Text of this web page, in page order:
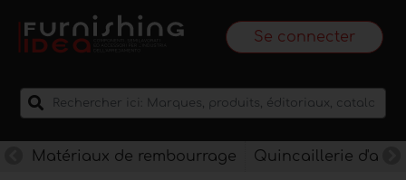
Se connecter
Matériaux de rembourrage Quincaillerie